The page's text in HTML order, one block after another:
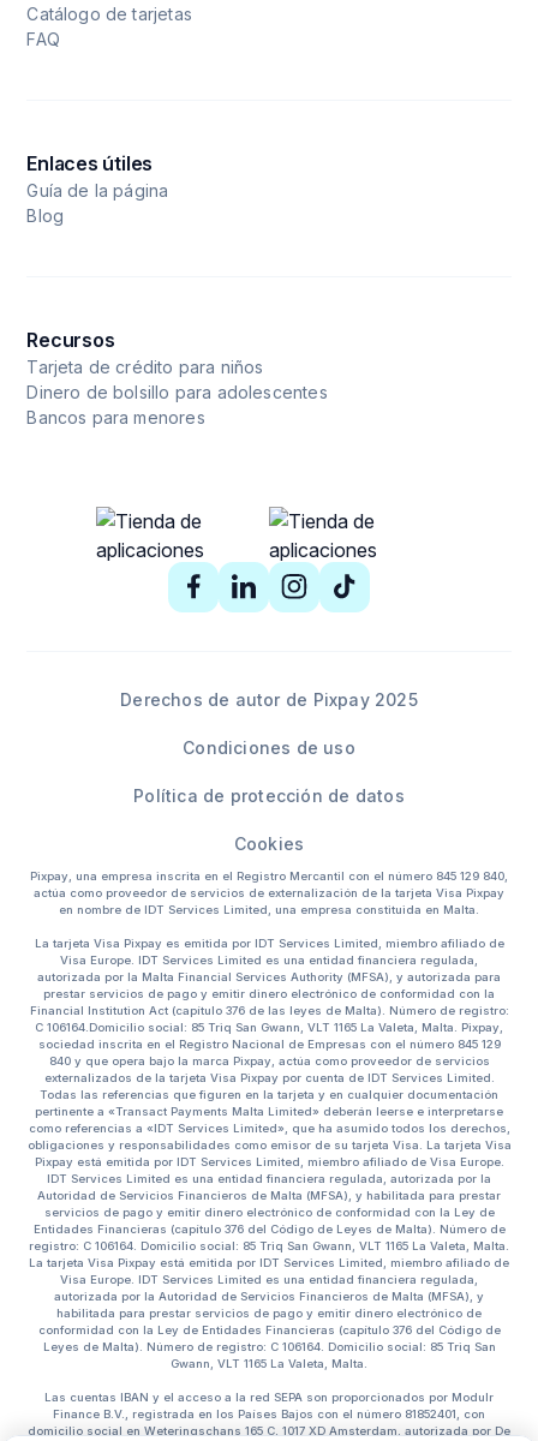
Catálogo de tarjetas
FAQ
Enlaces útiles
Guía de la página
Blog
Recursos
Tarjeta de crédito para niños
Dinero de bolsillo para adolescentes
Bancos para menores
Derechos de autor de Pixpay 2025
Condiciones de uso
Política de protección de datos
Cookies
Pixpay, una empresa inscrita en el Registro Mercantil con el número 845 129 840,
actúa como proveedor de servicios de externalización de la tarjeta Visa Pixpay
en nombre de IDT Services Limited, una empresa constituida en Malta.
La tarjeta Visa Pixpay es emitida por IDT Services Limited, miembro afiliado de
Visa Europe. IDT Services Limited es una entidad financiera regulada,
autorizada por la Malta Financial Services Authority (MFSA), y autorizada para
prestar servicios de pago y emitir dinero electrónico de conformidad con la
Financial Institution Act (capítulo 376 de las leyes de Malta). Número de registro:
C 106164.Domicilio social: 85 Triq San Gwann, VLT 1165 La Valeta, Malta. Pixpay,
sociedad inscrita en el Registro Nacional de Empresas con el número 845 129
840 y que opera bajo la marca Pixpay, actúa como proveedor de servicios
externalizados de la tarjeta Visa Pixpay por cuenta de IDT Services Limited.
Todas las referencias que figuren en la tarjeta y en cualquier documentación
pertinente a «Transact Payments Malta Limited» deberán leerse e interpretarse
como referencias a «IDT Services Limited», que ha asumido todos los derechos,
obligaciones y responsabilidades como emisor de su tarjeta Visa. La tarjeta Visa
Pixpay está emitida por IDT Services Limited, miembro afiliado de Visa Europe.
IDT Services Limited es una entidad financiera regulada, autorizada por la
Autoridad de Servicios Financieros de Malta (MFSA), y habilitada para prestar
servicios de pago y emitir dinero electrónico de conformidad con la Ley de
Entidades Financieras (capítulo 376 del Código de Leyes de Malta). Número de
registro: C 106164. Domicilio social: 85 Triq San Gwann, VLT 1165 La Valeta, Malta.
La tarjeta Visa Pixpay está emitida por IDT Services Limited, miembro afiliado de
Visa Europe. IDT Services Limited es una entidad financiera regulada,
autorizada por la Autoridad de Servicios Financieros de Malta (MFSA), y
habilitada para prestar servicios de pago y emitir dinero electrónico de
conformidad con la Ley de Entidades Financieras (capítulo 376 del Código de
Leyes de Malta). Número de registro: C 106164. Domicilio social: 85 Triq San
Gwann, VLT 1165 La Valeta, Malta.
Las cuentas IBAN y el acceso a la red SEPA son proporcionados por Modulr
Finance B.V., registrada en los Países Bajos con el número 81852401, con
domicilio social en Weteringschans 165 C, 1017 XD Amsterdam, autorizada por De